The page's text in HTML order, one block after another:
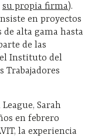
su propia firma).
en proyectos
de alta gama hasta
de las
Instituto del
Trabajadores
Sarah
en febrero
la experiencia